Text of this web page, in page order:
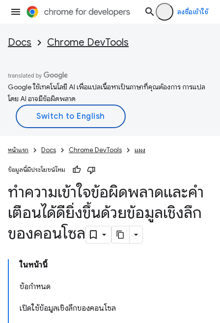
ลงชื่อเข้าใช้
Docs Chrome DevTools
Google ใช้เทคโนโลยี AI เพื่อแปลเนื้อหาเป็นภาษาที่คุณต้องการ การแปล
โดย AI อาจมีข้อผิดพลาด
หน้าแรก Docs Chrome DevTools แผง
ข้อมูลนี้มีประโยชน์ไหม
ทําความเข้าใจข้อผิดพลาดและคํา
เตือนได้ดียิ่งขึ้นด้วยข้อมูลเชิงลึก
ของคอนโซล
ในหน้านี้
ข้อกำหนด
เปิดใช้ข้อมูลเชิงลึกของคอนโซล